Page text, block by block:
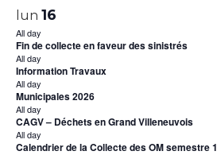
lun 16
All day
Fin de collecte en faveur des sinistrés
All day
Information Travaux
All day
Municipales 2026
All day
CAGV – Déchets en Grand Villeneuvois
All day
Calendrier de la Collecte des OM semestre 1